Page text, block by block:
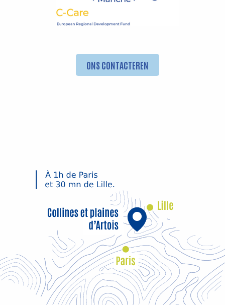
ONS CONTACTEREN